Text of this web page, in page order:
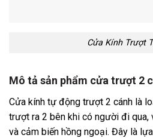
Cửa Kính Trượt
Mô tả sản phẩm cửa trượt 2
Cửa kính tự động trượt 2 cánh là
trượt ra 2 bên khi có người đi qua,
và cảm biến hồng ngoại. Đây là